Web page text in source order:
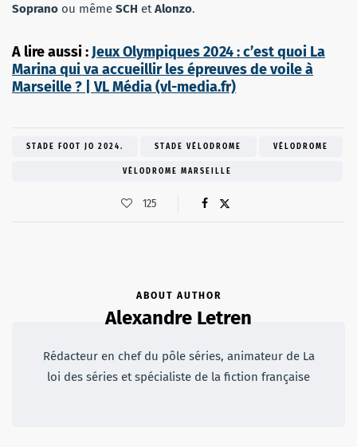
Soprano ou même SCH etAlonzo.
A lire aussi : Jeux Olympiques 2024 : c’est quoi La
Marina qui va accueillir les épreuves de voile à
Marseille ? | VL Média (vl-media.fr)
STADE FOOT JO 2024. STADE VÉLODROME VÉLODROME
VÉLODROME MARSEILLE
125
ABOUT AUTHOR
Alexandre Letren
Rédacteur en chef du pôle séries, animateur de La
loi des séries et spécialiste de la fiction française